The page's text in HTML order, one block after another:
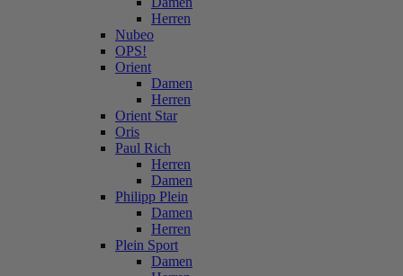
Herren
Nubeo
OPS!
Orient
Damen
Herren
Orient Star
Oris
Paul Rich
Herren
Damen
Philipp Plein
Damen
Herren
Plein Sport
Damen